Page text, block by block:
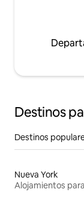
Destinos
Destinos
Nueva York